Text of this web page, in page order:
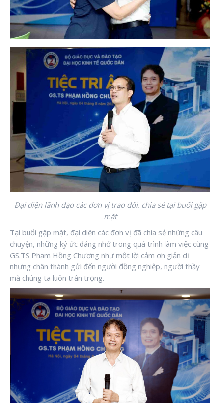
Đại diện lãnh đạo các đơn vị trao đổi, chia sẻ tại buổi gặp
mặt
Tại buổi gặp mặt, đại diện các đơn vị đã chia sẻ những câu
chuyện, những ký ức đáng nhớ trong quá trình làm việc cùng
GS.TS Phạm Hồng Chương như một lời cảm ơn giản dị
nhưng chân thành gửi đến người đồng nghiệp, người thầy
mà chúng ta luôn trân trọng.